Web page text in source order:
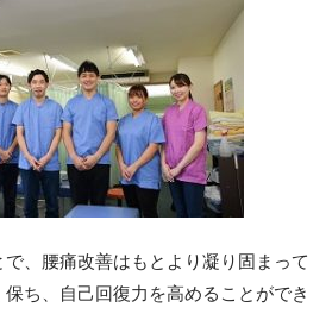
、腰痛改善はもとより凝り固まって
ち、自己回復力を高めることができ